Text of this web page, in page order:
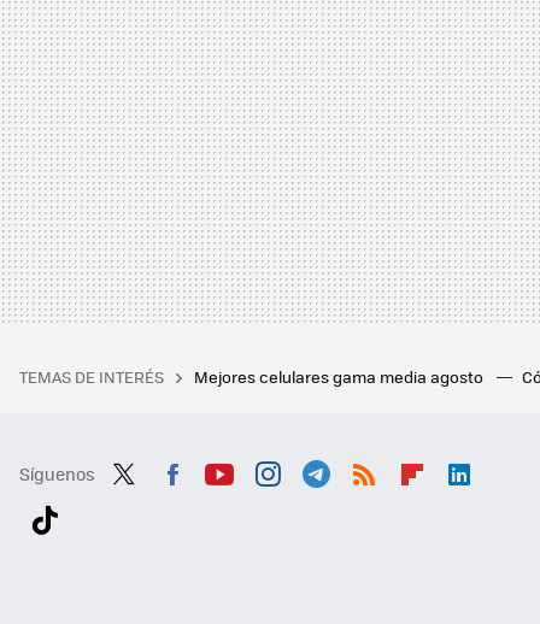
TEMAS DE INTERÉS Mejores celulares gama media agosto
Síguenos